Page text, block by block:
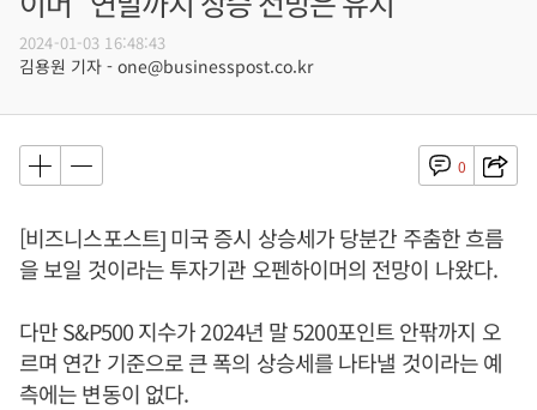
2024-01-03 16:48:43
김용원 기자 - one@businesspost.co.kr
0
[비즈니스포스트] 미국 증시 상승세가 당분간 주춤한 흐름
을 보일 것이라는 투자기관 오펜하이머의 전망이 나왔다.
다만 S&P500 지수가 2024년 말 5200포인트 안팎까지 오
르며 연간 기준으로 큰 폭의 상승세를 나타낼 것이라는 예
측에는 변동이 없다.